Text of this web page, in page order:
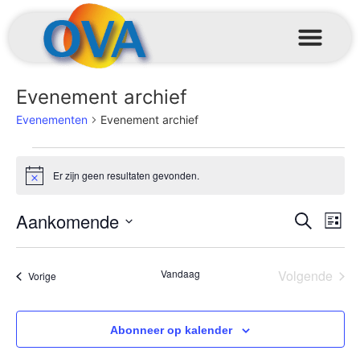
Evenement archief
Evenementen Evenement archief
BerichtEr zijn geen resultaten gevonden.
en
Zoeken
Lijst
Aankomende
een
VorigeEvenementen Vandaag Volgende
Abonneer op kalender